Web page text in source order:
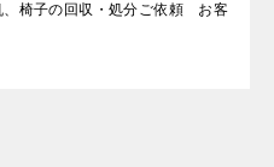
、椅子の回収・処分ご依頼 お客